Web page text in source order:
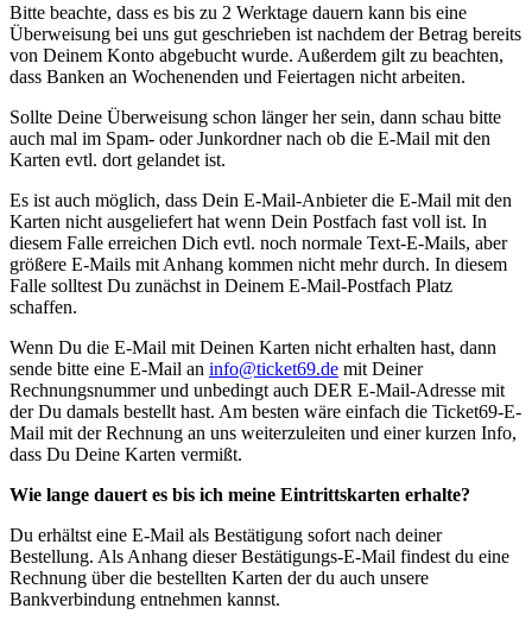
Bitte beachte, dass es bis zu 2 Werktage dauern kann bis eine
Überweisung bei uns gut geschrieben ist nachdem der Betrag bereits
von Deinem Konto abgebucht wurde. Außerdem gilt zu beachten,
dass Banken an Wochenenden und Feiertagen nicht arbeiten.
Sollte Deine Überweisung schon länger her sein, dann schau bitte
auch mal im Spam- oder Junkordner nach ob die E-Mail mit den
Karten evtl. dort gelandet ist.
Es ist auch möglich, dass Dein E-Mail-Anbieter die E-Mail mit den
Karten nicht ausgeliefert hat wenn Dein Postfach fast voll ist. In
diesem Falle erreichen Dich evtl. noch normale Text-E-Mails, aber
größere E-Mails mit Anhang kommen nicht mehr durch. In diesem
Falle solltest Du zunächst in Deinem E-Mail-Postfach Platz
schaffen.
Wenn Du die E-Mail mit Deinen Karten nicht erhalten hast, dann
sende bitte eine E-Mail an info@ticket69.de mit Deiner
Rechnungsnummer und unbedingt auch DER E-Mail-Adresse mit
der Du damals bestellt hast. Am besten wäre einfach die Ticket69-E-
Mail mit der Rechnung an uns weiterzuleiten und einer kurzen Info,
dass Du Deine Karten vermißt.
Wie lange dauert es bis ich meine Eintrittskarten erhalte?
Du erhältst eine E-Mail als Bestätigung sofort nach deiner
Bestellung. Als Anhang dieser Bestätigungs-E-Mail findest du eine
Rechnung über die bestellten Karten der du auch unsere
Bankverbindung entnehmen kannst.